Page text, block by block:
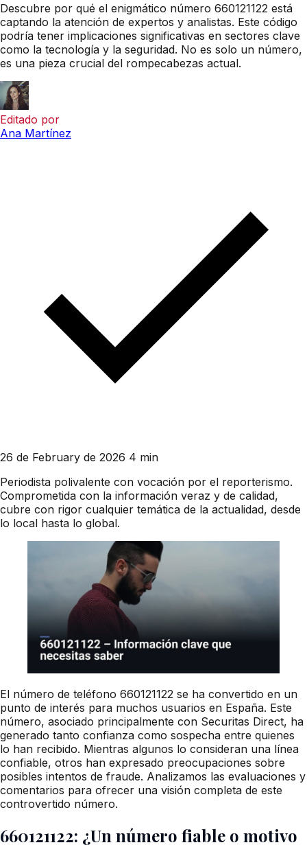
Descubre por qué el enigmático número 660121122 está
captando la atención de expertos y analistas. Este código
podría tener implicaciones significativas en sectores clave
como la tecnología y la seguridad. No es solo un número,
es una pieza crucial del rompecabezas actual.
Editado por
Ana Martínez
26 de February de 2026 4 min
Periodista polivalente con vocación por el reporterismo.
Comprometida con la información veraz y de calidad,
cubre con rigor cualquier temática de la actualidad, desde
lo local hasta lo global.
El número de teléfono 660121122 se ha convertido en un
punto de interés para muchos usuarios en España. Este
número, asociado principalmente con Securitas Direct, ha
generado tanto confianza como sospecha entre quienes
lo han recibido. Mientras algunos lo consideran una línea
confiable, otros han expresado preocupaciones sobre
posibles intentos de fraude. Analizamos las evaluaciones y
comentarios para ofrecer una visión completa de este
controvertido número.
660121122: ¿Un número fiable o motivo